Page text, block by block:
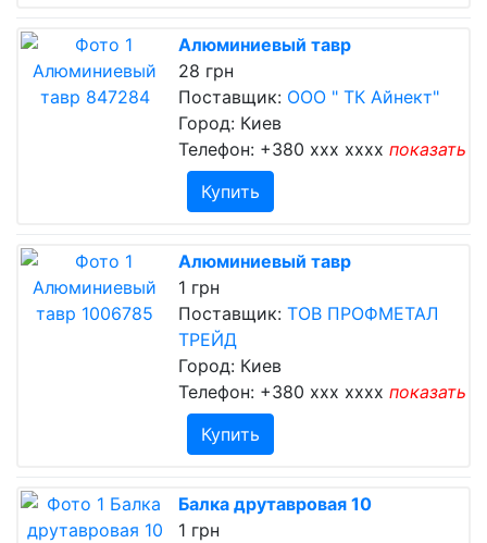
Алюминиевый тавр
28 грн
Поставщик: ООО " ТК Айнект"
Город: Киев
Телефон: +380 xxx xxxx показать
Купить
Алюминиевый тавр
1 грн
Поставщик: ТОВ ПРОФМЕТАЛ
ТРЕЙД
Город: Киев
Телефон: +380 xxx xxxx показать
Купить
Балка друтавровая 10
1 грн